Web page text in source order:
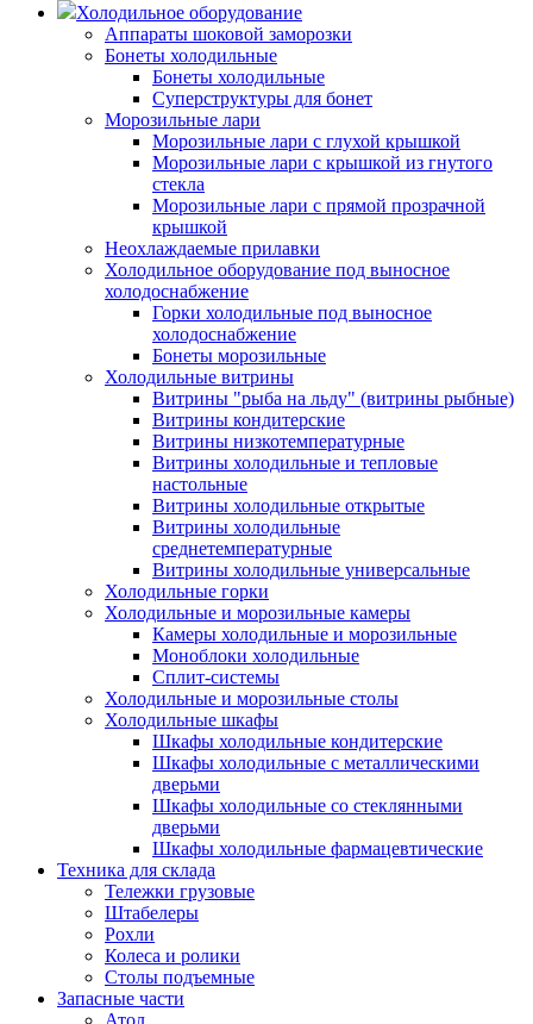
Холодильное оборудование
Аппараты шоковой заморозки
Бонеты холодильные
Бонеты холодильные
Суперструктуры для бонет
Морозильные лари
Морозильные лари с глухой крышкой
Морозильные лари с крышкой из гнутого
стекла
Морозильные лари с прямой прозрачной
крышкой
Неохлаждаемые прилавки
Холодильное оборудование под выносное
холодоснабжение
Горки холодильные под выносное
холодоснабжение
Бонеты морозильные
Холодильные витрины
Витрины "рыба на льду" (витрины рыбные)
Витрины кондитерские
Витрины низкотемпературные
Витрины холодильные и тепловые
настольные
Витрины холодильные открытые
Витрины холодильные
среднетемпературные
Витрины холодильные универсальные
Холодильные горки
Холодильные и морозильные камеры
Камеры холодильные и морозильные
Моноблоки холодильные
Сплит-системы
Холодильные и морозильные столы
Холодильные шкафы
Шкафы холодильные кондитерские
Шкафы холодильные с металлическими
дверьми
Шкафы холодильные со стеклянными
дверьми
Шкафы холодильные фармацевтические
Техника для склада
Тележки грузовые
Штабелеры
Рохли
Колеса и ролики
Столы подъемные
Запасные части
Атол